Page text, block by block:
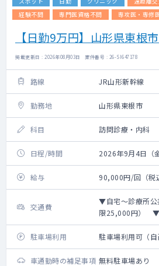
経験不問
専門医資格不問 専攻医・専修
【日勤9万円】山形県東根
掲載更新日 : 2026年08月03日 案件番号 : 26-SI647178
路線 JR山形新幹線
勤務地 山形県東根市
科目 訪問診療・内科
日程/時間 2026年9月4日（
給与 90,000円/回（税
交通費
▼自宅～診療所公
限25,000円） ▼
距離計算＋高速
駐車場利用
駐車場利用可（自
車通勤時の補足事項 無料駐車場あり